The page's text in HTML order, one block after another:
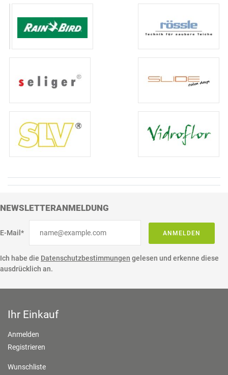
NEWSLETTERANMELDUNG
E-Mail* ANMELDEN
Ich habe die Datenschutzbestimmungen gelesen und erkenne diese
ausdrücklich an.
Ihr Einkauf
Anmelden
Registrieren
Wunschliste